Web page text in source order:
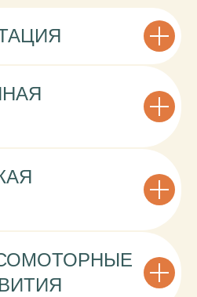
месяц
Каримов Ринат,
Зарецкая Анна,
Аверкова Анастасия